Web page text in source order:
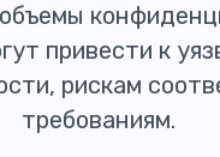
привести к
рискам
требованиям.